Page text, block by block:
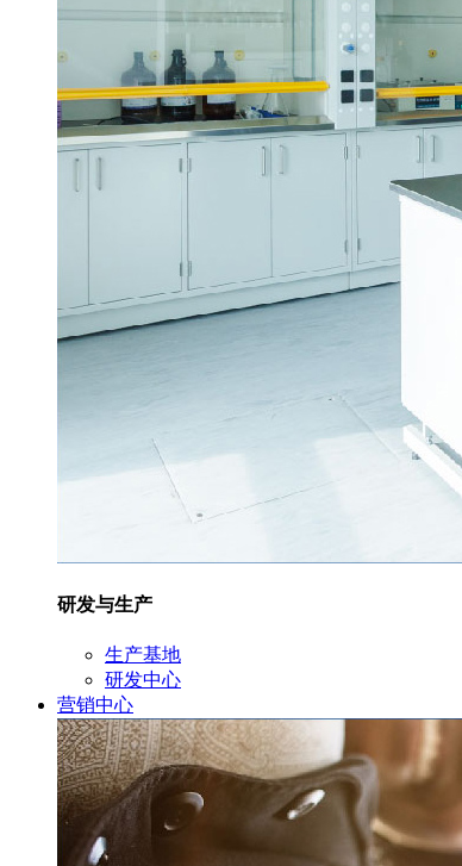
研发与生产
生产基地
研发中心
营销中心